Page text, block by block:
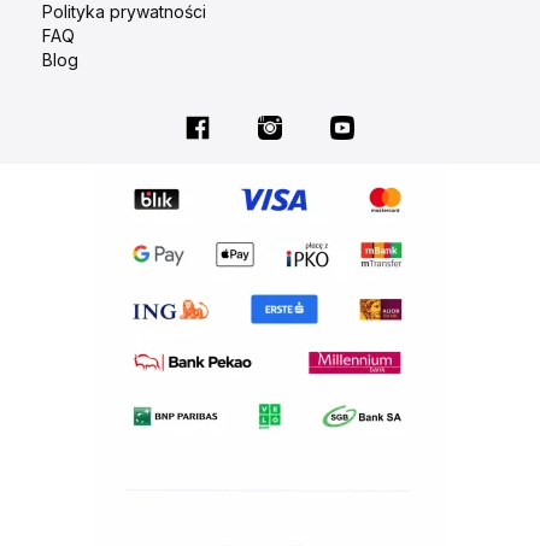
Polityka prywatności
FAQ
Blog